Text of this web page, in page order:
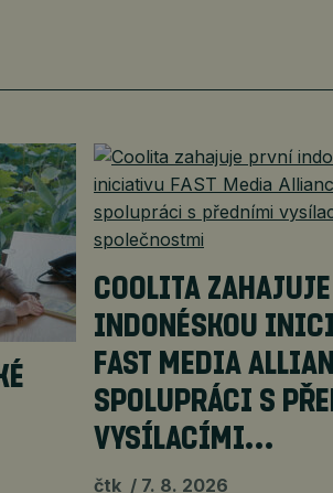
COOLITA
INDONÉSKOU
FAST MEDIA
SPOLUPRÁCI S
VYSÍLACÍMI…
čtk 7. 8. 2026